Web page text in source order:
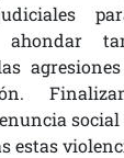
ahondar
social
estas